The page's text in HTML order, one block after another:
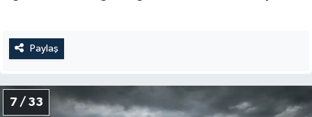
Paylaş
7 / 33
Şanlıurfa Müftülüğü
Tekirdağ Müftülüğü